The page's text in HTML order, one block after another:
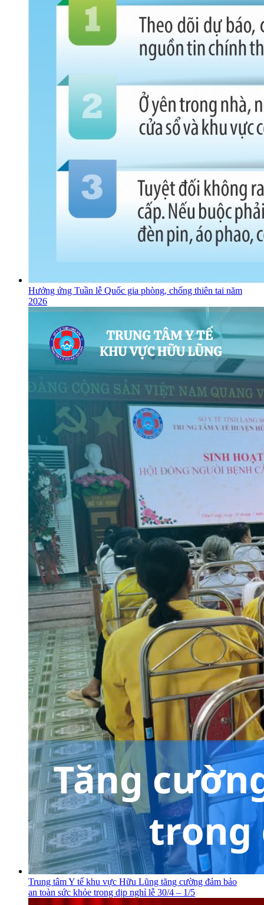
Hưởng ứng Tuần lễ Quốc gia phòng, chống thiên tai năm
2026
Trung tâm Y tế khu vực Hữu Lũng tăng cường đảm bảo
an toàn sức khỏe trong dịp nghỉ lễ 30/4 – 1/5